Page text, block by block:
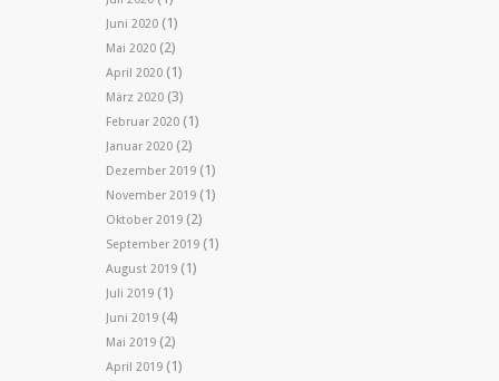
Juni 2020 (1)
Mai 2020 (2)
April 2020 (1)
März 2020 (3)
Februar 2020 (1)
Januar 2020 (2)
Dezember 2019 (1)
November 2019 (1)
Oktober 2019 (2)
September 2019 (1)
August 2019 (1)
Juli 2019 (1)
Juni 2019 (4)
Mai 2019 (2)
April 2019 (1)